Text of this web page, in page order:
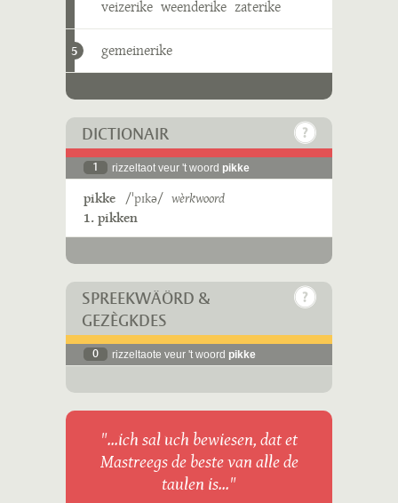
veizerike weenderike zaterike
5 gemeinerike
DICTIONAIR
1 rizzeltaot veur 't woord pikke
pikke /ˈpɪkə/ wèrkwoord
1. pikken
SPREEKWÄÖRD &
GEZÈGKDES
0 rizzeltaote veur 't woord pikke
"...ich sal uch bewiesen, dat et
Mastreegs de beste van alle de
taulen is..."